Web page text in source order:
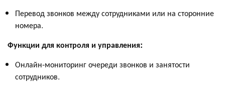
Перевод звонков между сотрудниками или на сторонние
номера.
Функции для контроля и управления:
Онлайн-мониторинг очереди звонков и занятости
сотрудников.